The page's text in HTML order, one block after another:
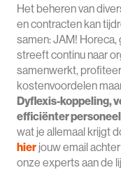
Het beheren van
en contracten kan
samen: JAM!
streeft continu naar
samenwerkt,
kostenvoordelen
Dyflexis-koppeling,
efficiënter
wat je allemaal krijgt
hier jouw email
onze experts aan de